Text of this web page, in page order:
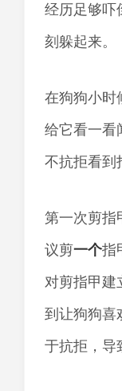
经历足够吓
刻躲起来。
在狗狗小时
给它看一看
不抗拒看到
第一次剪指
议剪一个指
对剪指甲建
到让狗狗喜
于抗拒，导